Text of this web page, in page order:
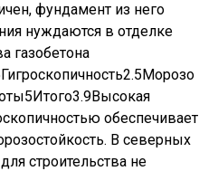
фундамент из него
нуждаются в отделке
газобетона
обеспечивает
В северных
строительства не